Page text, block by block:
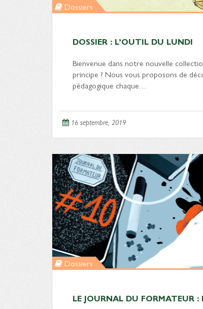
Dossiers
DOSSIER : L’OUTIL DU LUNDI
Bienvenue dans notre nouvelle
principe ? Nous vous proposons de
pédagogique chaque…
16 septembre, 2019
Dossiers
LE JOURNAL DU FORMATEUR :